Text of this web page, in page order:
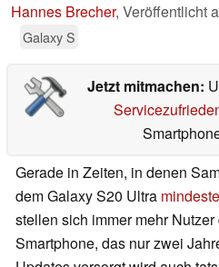
Hannes Brecher, Veröffentlicht
Galaxy S
Jetzt mitmachen:
Gerade in Zeiten, in denen
dem Galaxy S20 Ultra
stellen sich immer mehr
Smartphone, das nur zwei